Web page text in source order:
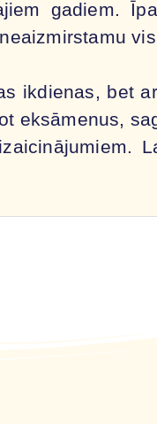
gadiem.
ikdienas, bet
eksāmenus,